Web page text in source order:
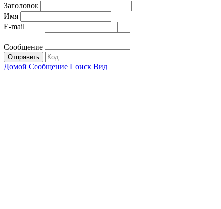
Заголовок
Имя
E-mail
Сообщение
Отправить
Домой Сообщение Поиск Вид